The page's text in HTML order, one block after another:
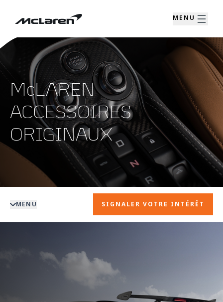
MENU
McLAREN
ACCESSOIRES
ORIGINAUX
MENU SIGNALER VOTRE INTÉRÊT